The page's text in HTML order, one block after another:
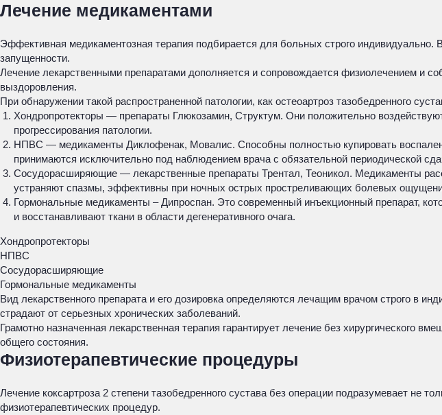
Лечение медикаментами
Эффективная медикаментозная терапия подбирается для больных строго индивидуально.
запущенности.
Лечение лекарственными препаратами дополняется и сопровождается физиолечением и
выздоровления.
При обнаружении такой распространенной патологии, как остеоартроз тазобедренного
Хондропротекторы — препараты Глюкозамин, Структум. Они положительно
прогрессирования патологии.
НПВС — медикаменты Диклофенак, Мовалис. Способны полностью купировать
принимаются исключительно под наблюдением врача с обязательной периодической
Сосудорасширяющие — лекарственные препараты Трентал, Теоникол. Медикаменты
устраняют спазмы, эффективны при ночных острых простреливающих болевых
Гормональные медикаменты – Дипроспан. Это современный инъекционный препарат,
и восстанавливают ткани в области дегенеративного очага.
Хондропротекторы
НПВС
Сосудорасширяющие
Гормональные медикаменты
Вид лекарственного препарата и его дозировка определяются лечащим врачом строго в
страдают от серьезных хронических заболеваний.
Грамотно назначенная лекарственная терапия гарантирует лечение без
общего состояния.
Физиотерапевтические процедуры
Лечение коксартроза 2 степени тазобедренного сустава без операции подразумевает не
физиотерапевтических процедур.